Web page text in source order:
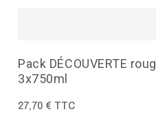
Pack DÉCOUVERTE
3x750ml
27,70 € TTC